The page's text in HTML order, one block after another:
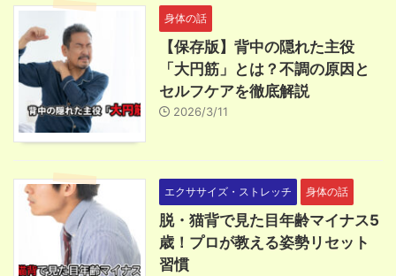
身体の話
【保存版】背中の隠れた主役
「大円筋」とは？不調の原因と
セルフケアを徹底解説
2026/3/11
エクササイズ・ストレッチ 身体の話
脱・猫背で見た目年齢マイナス5
歳！プロが教える姿勢リセット
習慣